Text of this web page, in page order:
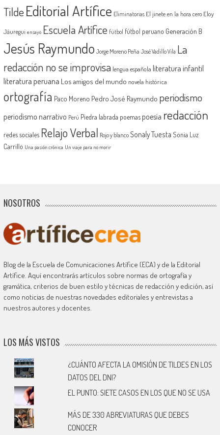
Tilde Editorial Artífice Eliminatorias El jinete en la hora cero Eloy
Jáuregui ensayo Escuela Artífice fútbol fútbol peruano Generación B
Jesús Raymundo Jorge Moreno Peña José Vadillo Vila La
redacción no se improvisa lengua española literatura infantil
literatura peruana Los amigos del mundo novela histórica
ortografía Paco Moreno Pedro José Raymundo periodismo
periodismo narrativo Perú Piedra labrada poemas poesía redacción
redes sociales Relajo Verbal Rojo y blanco Sonaly Tuesta Sonia Luz
Carrillo Una pasión crónica Un viaje para no morir
NOSOTROS
Blog de la Escuela de Comunicaciones Artífice (ECA) y de la Editorial
Artífice. Aquí encontrarás artículos sobre normas de ortografía y
gramática, criterios de buen estilo y técnicas de redacción y edición, así
como noticias de nuestras novedades editoriales y entrevistas a
nuestros autores y docentes.
LOS MÁS VISTOS
¿CUÁNTO AFECTA LA OMISIÓN DE TILDES EN LOS
DATOS DEL DNI?
EL PUNTO: SIETE CASOS EN LOS QUE NO SE USA
MÁS DE 330 ABREVIATURAS QUE DEBES
CONOCER